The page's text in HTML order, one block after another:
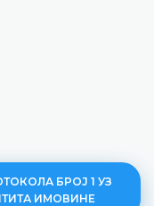
БРОЈ 1 УЗ
ИМОВИНЕ